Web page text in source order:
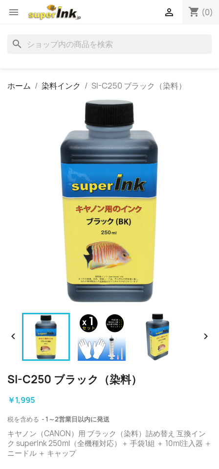
 shopping_cart (0)

search
ホーム 染料インク SI-C250 ブラック（染料）
 
SI-C250 ブラック（染料）
￥1,995
税を含める 1～2営業日以内に発送
キヤノン（CANON）用 ブラック（染料）詰め替え 互換イン
ク superInk 250ml（全機種対応）＋ 手袋1組 ＋ 10ml注入器 ＋
ニードル ＋ キャップ